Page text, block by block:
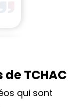
TCHAC
qui sont